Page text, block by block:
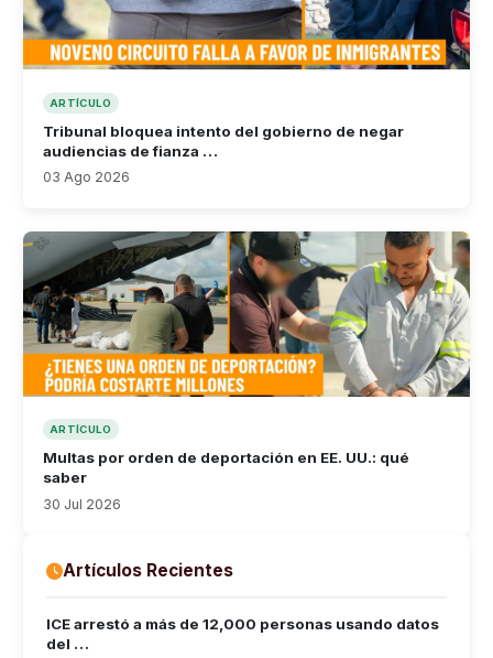
ARTÍCULO
Tribunal bloquea intento del gobierno de negar
audiencias de fianza …
03 Ago 2026
ARTÍCULO
Multas por orden de deportación en EE. UU.: qué
saber
30 Jul 2026
Artículos Recientes
ICE arrestó a más de 12,000 personas usando datos
del …